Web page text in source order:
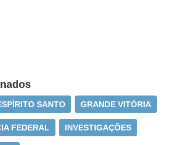
SANTO GRANDE VITÓRIA
FEDERAL INVESTIGAÇÕES